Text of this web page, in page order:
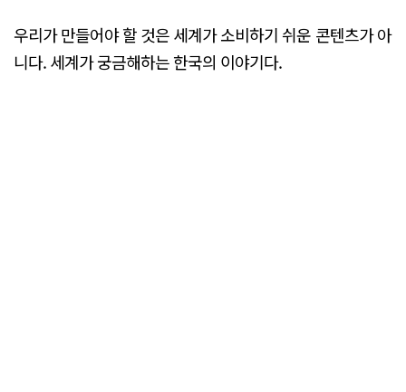
우리가 만들어야 할 것은 세계가 소비하기 쉬운 콘텐츠가 아
니다. 세계가 궁금해하는 한국의 이야기다.